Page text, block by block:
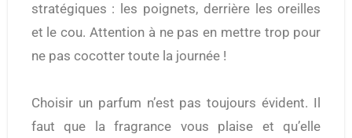
stratégiques : les poignets, derrière les oreilles
et le cou. Attention à ne pas en mettre trop pour
ne pas cocotter toute la journée !
Choisir un parfum n’est pas toujours évident. Il
faut que la fragrance vous plaise et qu’elle